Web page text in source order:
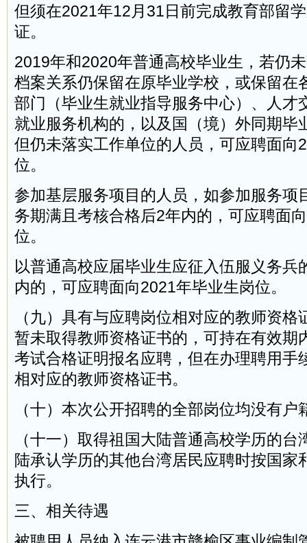
但须在2021年12月31日前完成教育部留
证。
2019年和2020年普通高校毕业生，若仍
档案关系仍保留在原毕业学校，或保留在
部门（毕业生就业指导服务中心）、人才
就业服务机构的，以及国（境）外同期毕
但仍未落实工作单位的人员，可应聘面向
位。
参加基层服务项目的人员，如参加服务项
务期满且考核合格后2年内的，可应聘面
位。
以普通高校应届毕业生应征入伍服义务兵
内的，可应聘面向2021年毕业生岗位。
（九）具有与应聘岗位相对应的教师资
暂未取得教师资格证书的，可持在有效期
考试合格证明报名应聘，但在办理聘用手
相对应的教师资格证书。
（十）本次公开招聘的全部岗位均没有户
（十一）取得祖国大陆普通高校学历的
陆承认学历的其他台湾居民应聘时按国家
执行。
三、相关待遇